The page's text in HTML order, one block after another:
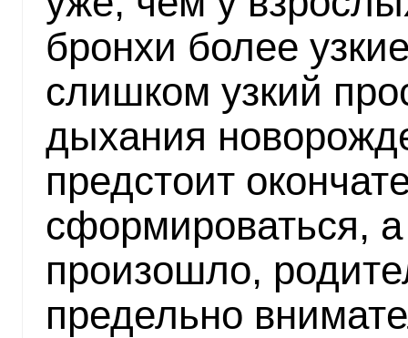
бронхи более
слишком узкий
дыхания
предстоит
сформироваться, а
произошло,
предельно